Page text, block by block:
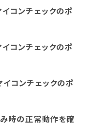
コンチェックのポ
コンチェックのポ
コンチェックのポ
時の正常動作を確